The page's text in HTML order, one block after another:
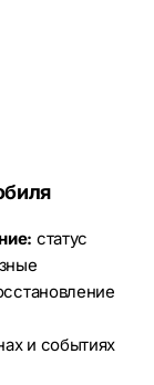
статус
и событиях